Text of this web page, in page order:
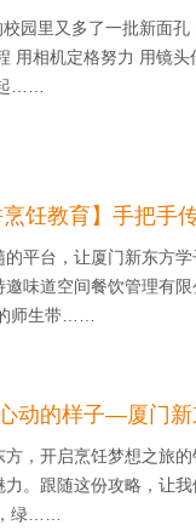
园里又多了一批新面
用相机定格努力 用镜
……
烹饪教育】手把手
平台，让厦门新东方
味道空间餐饮管理有
师生带……
动的样子—厦门
，开启烹饪梦想之旅
。跟随这份攻略，让
绿……